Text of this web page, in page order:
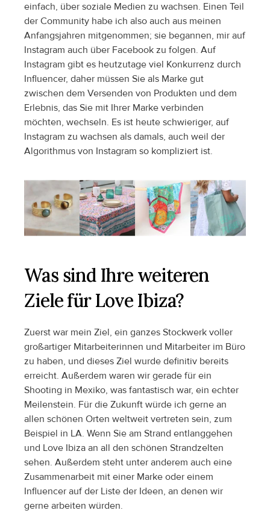
einfach, über soziale Medien zu wachsen. Einen Teil
der Community habe ich also auch aus meinen
Anfangsjahren mitgenommen; sie begannen, mir auf
Instagram auch über Facebook zu folgen. Auf
Instagram gibt es heutzutage viel Konkurrenz durch
Influencer, daher müssen Sie als Marke gut
zwischen dem Versenden von Produkten und dem
Erlebnis, das Sie mit Ihrer Marke verbinden
möchten, wechseln. Es ist heute schwieriger, auf
Instagram zu wachsen als damals, auch weil der
Algorithmus von Instagram so kompliziert ist.
Was sind Ihre weiteren
Ziele für Love Ibiza?
Zuerst war mein Ziel, ein ganzes Stockwerk voller
großartiger Mitarbeiterinnen und Mitarbeiter im Büro
zu haben, und dieses Ziel wurde definitiv bereits
erreicht. Außerdem waren wir gerade für ein
Shooting in Mexiko, was fantastisch war, ein echter
Meilenstein. Für die Zukunft würde ich gerne an
allen schönen Orten weltweit vertreten sein, zum
Beispiel in LA. Wenn Sie am Strand entlanggehen
und Love Ibiza an all den schönen Strandzelten
sehen. Außerdem steht unter anderem auch eine
Zusammenarbeit mit einer Marke oder einem
Influencer auf der Liste der Ideen, an denen wir
gerne arbeiten würden.